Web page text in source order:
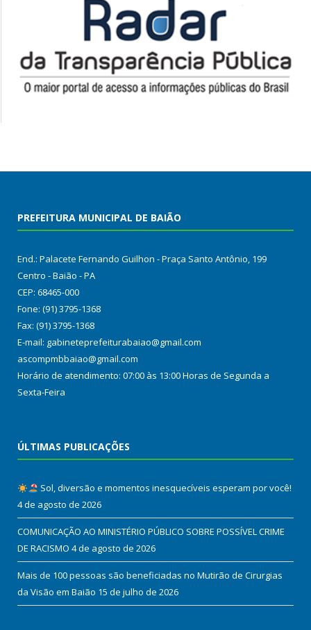
PREFEITURA MUNICIPAL DE BAIÃO
End.: Palacete Fernando Guilhon - Praça Santo Antônio, 199
Centro - Baião - PA
CEP: 68465-000
Fone: (91) 3795-1368
Fax: (91) 3795-1368
E-mail: gabineteprefeiturabaiao@gmail.com
ascompmbbaiao@gmail.com
Horário de atendimento: 07:00 às 13:00 Horas de Segunda a
Sexta-Feira
ÚLTIMAS PUBLICAÇÕES
Sol, diversão e momentos inesquecíveis esperam por você!
4 de agosto de 2026
COMUNICAÇÃO AO MINISTÉRIO PÚBLICO SOBRE POSSÍVEL CRIME
DE RACISMO 4 de agosto de 2026
Mais de 100 pessoas são beneficiadas no Mutirão de Cirurgias
da Visão em Baião 15 de julho de 2026